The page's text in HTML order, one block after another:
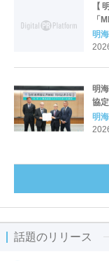
【
「
明
明
協
明
話題のリリース